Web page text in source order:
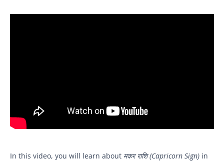
In this video, you will learn about मकर राशि (Capricorn Sign) in